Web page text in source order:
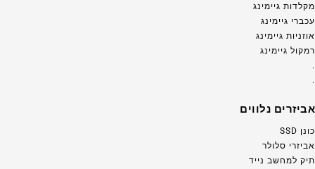
מקלדות גיימינג
עכברי גיימינג
אוזניות גיימינג
רמקול גיימינג
.
.
אביזרים נלווים
כונן SSD
אביזרי סלולר
תיק למחשב נייד